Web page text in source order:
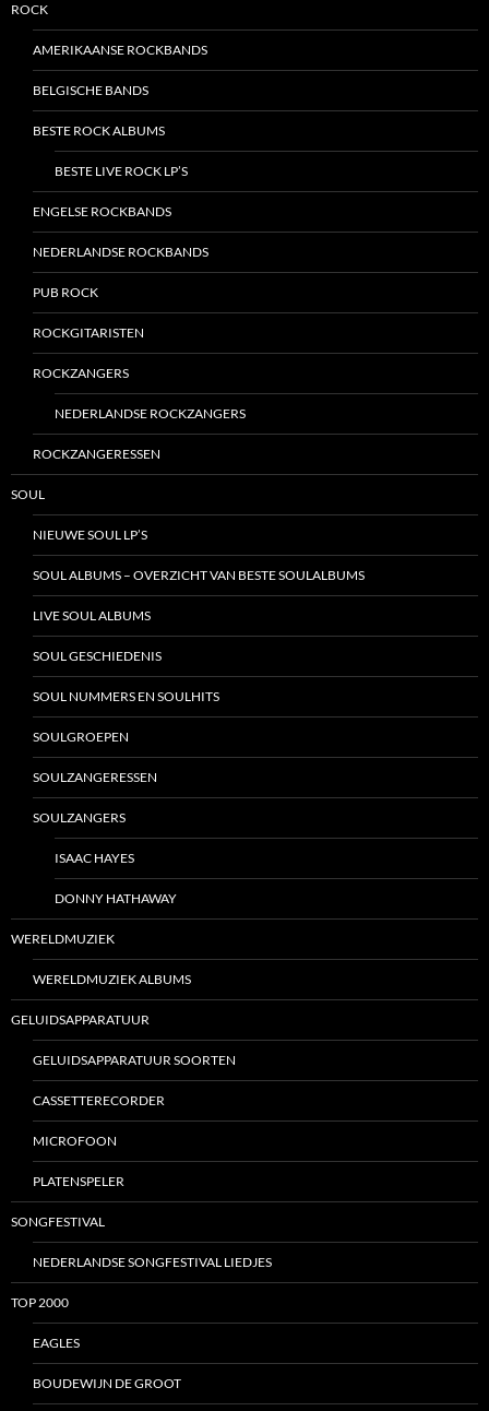
ROCK
AMERIKAANSE ROCKBANDS
BELGISCHE BANDS
BESTE ROCK ALBUMS
BESTE LIVE ROCK LP’S
ENGELSE ROCKBANDS
NEDERLANDSE ROCKBANDS
PUB ROCK
ROCKGITARISTEN
ROCKZANGERS
NEDERLANDSE ROCKZANGERS
ROCKZANGERESSEN
SOUL
NIEUWE SOUL LP’S
SOUL ALBUMS – OVERZICHT VAN BESTE SOULALBUMS
LIVE SOUL ALBUMS
SOUL GESCHIEDENIS
SOUL NUMMERS EN SOULHITS
SOULGROEPEN
SOULZANGERESSEN
SOULZANGERS
ISAAC HAYES
DONNY HATHAWAY
WERELDMUZIEK
WERELDMUZIEK ALBUMS
GELUIDSAPPARATUUR
GELUIDSAPPARATUUR SOORTEN
CASSETTERECORDER
MICROFOON
PLATENSPELER
SONGFESTIVAL
NEDERLANDSE SONGFESTIVAL LIEDJES
TOP 2000
EAGLES
BOUDEWIJN DE GROOT